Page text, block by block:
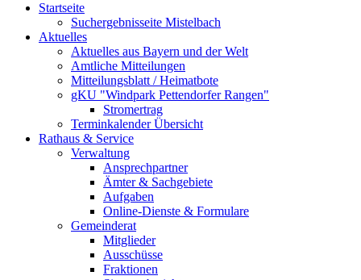
Startseite
Suchergebnisseite Mistelbach
Aktuelles
Aktuelles aus Bayern und der Welt
Amtliche Mitteilungen
Mitteilungsblatt / Heimatbote
gKU "Windpark Pettendorfer Rangen"
Stromertrag
Terminkalender Übersicht
Rathaus & Service
Verwaltung
Ansprechpartner
Ämter & Sachgebiete
Aufgaben
Online-Dienste & Formulare
Gemeinderat
Mitglieder
Ausschüsse
Fraktionen